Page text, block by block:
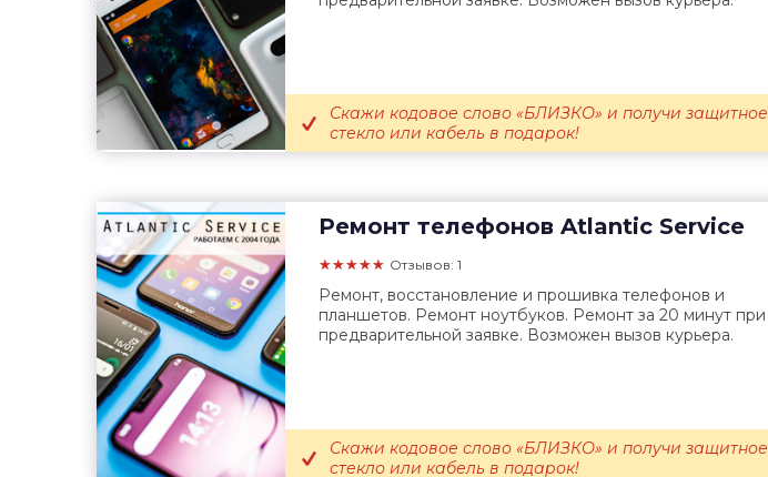
Скажи кодовое слово «БЛИЗКО» и получи защитное
стекло или кабель в подарок!
Ремонт телефонов Atlantic Service
★★★★★ Отзывов: 1
Ремонт, восстановление и прошивка телефонов и
планшетов. Ремонт ноутбуков. Ремонт за 20 минут при
предварительной заявке. Возможен вызов курьера.
Скажи кодовое слово «БЛИЗКО» и получи защитное
стекло или кабель в подарок!